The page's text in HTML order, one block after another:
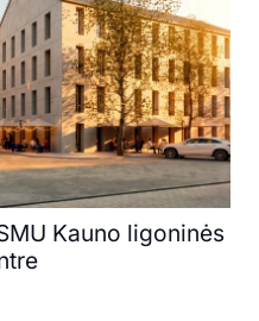
Kauno ligoninės